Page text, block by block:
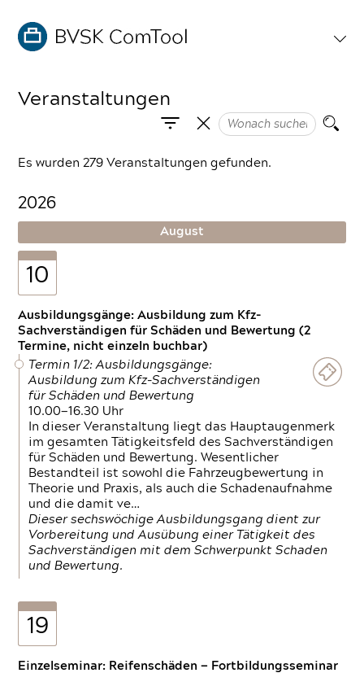
Veranstaltungen
Es wurden 279 Veranstaltungen gefunden.
2026
August
10
Ausbildungsgänge: Ausbildung zum Kfz-
Sachverständigen für Schäden und Bewertung (2
Termine, nicht einzeln buchbar)
Termin 1/2: Ausbildungsgänge:
Ausbildung zum Kfz-Sachverständigen
für Schäden und Bewertung
10.00—16.30 Uhr
In dieser Veranstaltung liegt das Hauptaugenmerk
im gesamten Tätigkeitsfeld des Sachverständigen
für Schäden und Bewertung. Wesentlicher
Bestandteil ist sowohl die Fahrzeugbewertung in
Theorie und Praxis, als auch die Schadenaufnahme
und die damit ve…
Dieser sechswöchige Ausbildungsgang dient zur
Vorbereitung und Ausübung einer Tätigkeit des
Sachverständigen mit dem Schwerpunkt Schaden
und Bewertung.
19
Einzelseminar: Reifenschäden — Fortbildungsseminar